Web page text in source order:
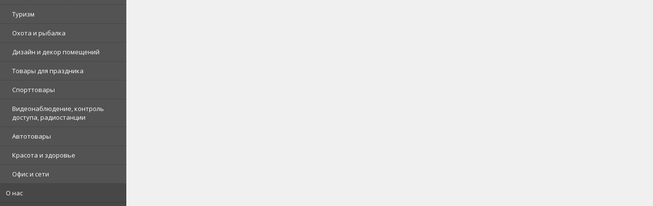
Туризм
Охота и рыбалка
Дизайн и декор помещений
Товары для праздника
Спорттовары
Видеонаблюдение, контроль
доступа, радиостанции
Автотовары
Красота и здоровье
Офис и сети
О нас